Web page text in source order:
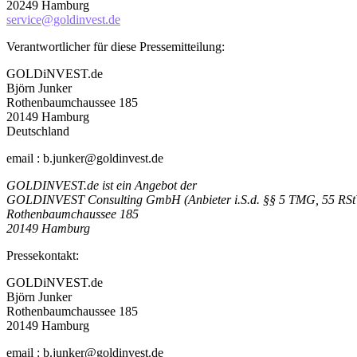
20249 Hamburg
service@goldinvest.de
Verantwortlicher für diese Pressemitteilung:
GOLDiNVEST.de
Björn Junker
Rothenbaumchaussee 185
20149 Hamburg
Deutschland
email : b.junker@goldinvest.de
GOLDINVEST.de ist ein Angebot der
GOLDINVEST Consulting GmbH (Anbieter i.S.d. §§ 5 TMG, 55
Rothenbaumchaussee 185
20149 Hamburg
Pressekontakt:
GOLDiNVEST.de
Björn Junker
Rothenbaumchaussee 185
20149 Hamburg
email : b.junker@goldinvest.de